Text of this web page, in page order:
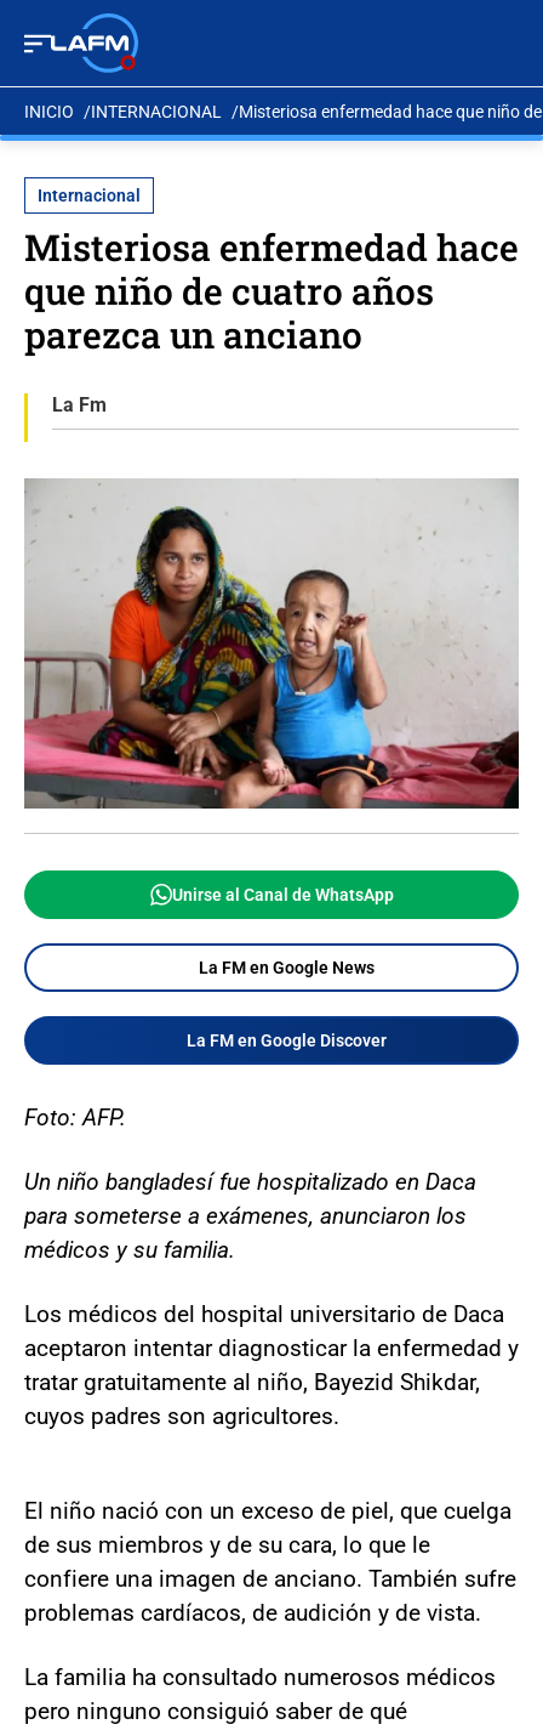
INICIO INTERNACIONAL Misteriosa enfermedad hace que niño
Internacional
Misteriosa enfermedad hace
que niño de cuatro años
parezca un anciano
La Fm
Unirse al Canal de WhatsApp
La FM en Google News
La FM en Google Discover
Foto: AFP.
Un niño bangladesí fue hospitalizado en Daca
para someterse a exámenes, anunciaron los
médicos y su familia.
Los médicos del hospital universitario de Daca
aceptaron intentar diagnosticar la enfermedad y
tratar gratuitamente al niño, Bayezid Shikdar,
cuyos padres son agricultores.
El niño nació con un exceso de piel, que cuelga
de sus miembros y de su cara, lo que le
confiere una imagen de anciano. También sufre
problemas cardíacos, de audición y de vista.
La familia ha consultado numerosos médicos
pero ninguno consiguió saber de qué